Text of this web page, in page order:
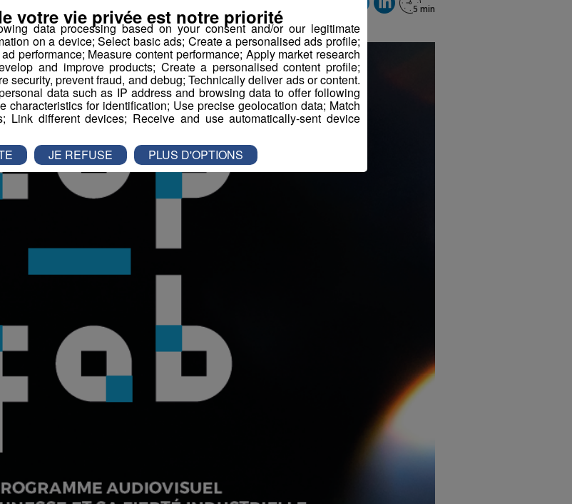
data processing based on your consent and/or our legitimate
on a device; Select basic ads; Create a personalised ads profile;
performance; Measure content performance; Apply market research
and improve products; Create a personalised content profile;
security, prevent fraud, and debug; Technically deliver ads or content.
data such as IP address and browsing data to offer following
characteristics for identification; Use precise geolocation data; Match
Link different devices; Receive and use automatically-sent device
votre vie privée est notre priorité
JE REFUSE PLUS D'OPTIONS